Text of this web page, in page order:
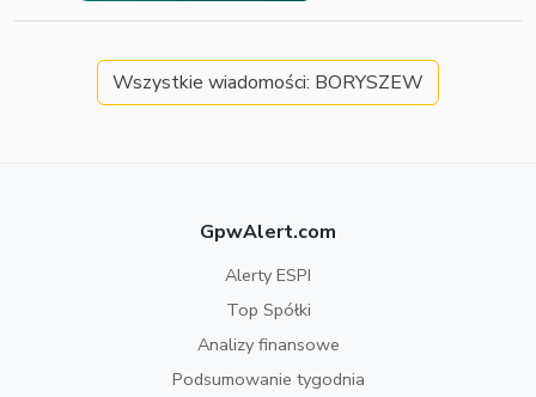
Wszystkie wiadomości: BORYSZEW
GpwAlert.com
Alerty ESPI
Top Spółki
Analizy finansowe
Podsumowanie tygodnia